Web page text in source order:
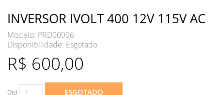
INVERSOR IVOLT 400 12V 115V AC
Modelo: PRD00996
Disponibilidade: Esgotado
R$ 600,00
Qtd ESGOTADO